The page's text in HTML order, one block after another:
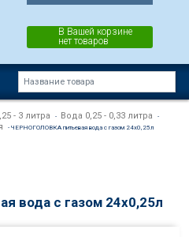
В Вашей корзине
нет товаров
- 3 литра - Вода 0,25 - 0,33 литра -
- ЧЕРНОГОЛОВКА питьевая вода с газом 24х0,25л
вода с газом 24х0,25л